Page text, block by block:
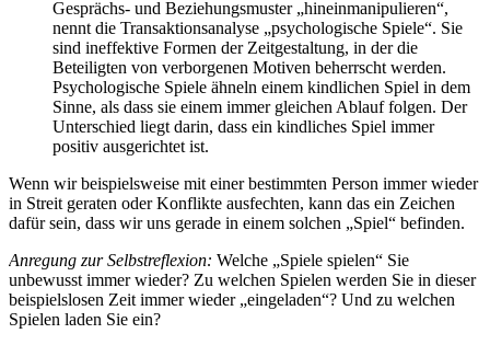
Gesprächs- und Beziehungsmuster „hineinmanipulieren“,
nennt die Transaktionsanalyse „psychologische Spiele“. Sie
sind ineffektive Formen der Zeitgestaltung, in der die
Beteiligten von verborgenen Motiven beherrscht werden.
Psychologische Spiele ähneln einem kindlichen Spiel in dem
Sinne, als dass sie einem immer gleichen Ablauf folgen. Der
Unterschied liegt darin, dass ein kindliches Spiel immer
positiv ausgerichtet ist.
Wenn wir beispielsweise mit einer bestimmten Person immer wieder
in Streit geraten oder Konflikte ausfechten, kann das ein Zeichen
dafür sein, dass wir uns gerade in einem solchen „Spiel“ befinden.
Anregung zur Selbstreflexion: Welche „Spiele spielen“ Sie
unbewusst immer wieder? Zu welchen Spielen werden Sie in dieser
beispielslosen Zeit immer wieder „eingeladen“? Und zu welchen
Spielen laden Sie ein?